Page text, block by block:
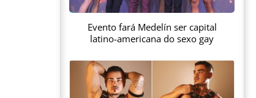
Evento fará Medelín ser capital
latino-americana do sexo gay